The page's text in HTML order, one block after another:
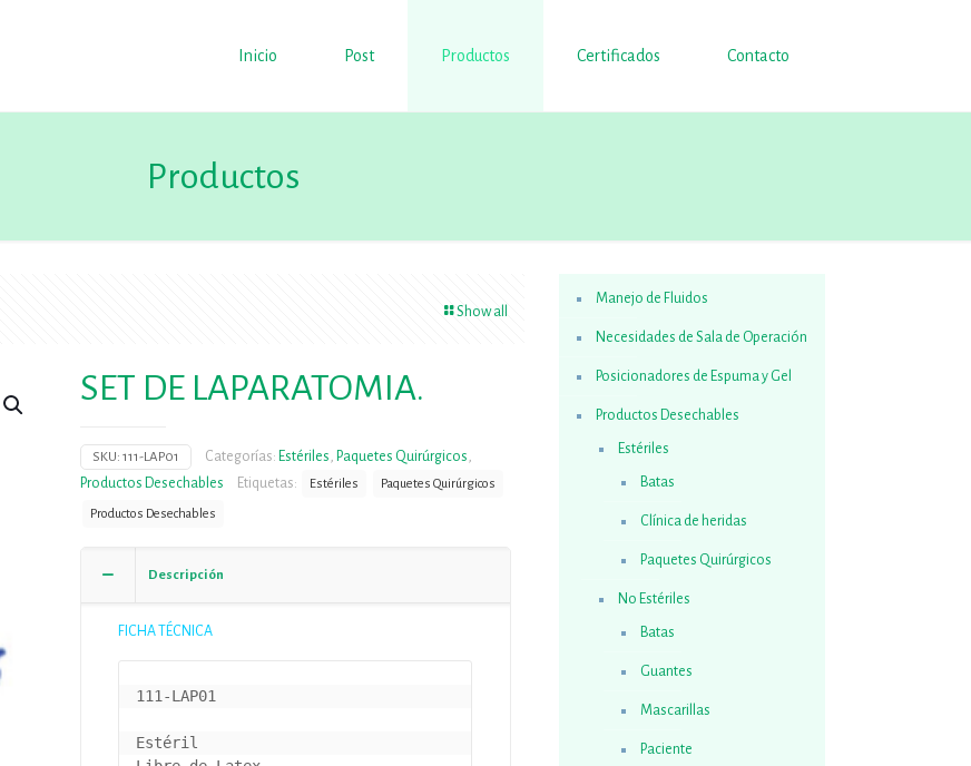
Inicio Post Productos Certificados Contacto
Productos
Show all
SET DE LAPARATOMIA.
SKU: 111-LAP01 Categorías: Estériles, Paquetes Quirúrgicos,
Productos Desechables
Etiquetas: Estériles Paquetes Quirúrgicos
Productos Desechables
Descripción
FICHA TÉCNICA
111-LAP01
Estéril
Manejo de Fluidos
Necesidades de Sala de Operación
Posicionadores de Espuma y Gel
Productos Desechables
Estériles
Batas
Clínica de heridas
Paquetes Quirúrgicos
No Estériles
Batas
Guantes
Mascarillas
Paciente